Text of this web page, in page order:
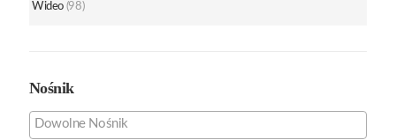
Wideo (98)
Nośnik